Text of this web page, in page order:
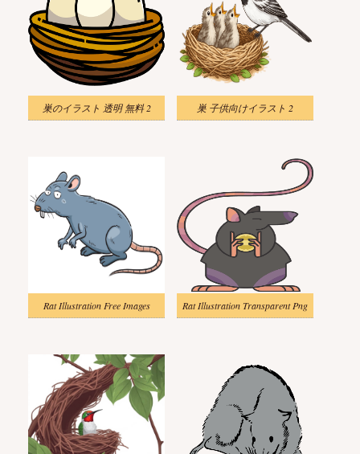
巣のイラスト 透明 無料 2 巣 子供向けイラスト 2
Rat Illustration Free Images Rat Illustration Transparent Png